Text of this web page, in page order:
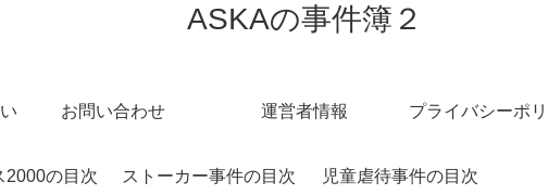
ASKAの事件簿２
お問い合わせ 運営者情報 プライバシーポ
2000の目次 ストーカー事件の目次 児童虐待事件の目次